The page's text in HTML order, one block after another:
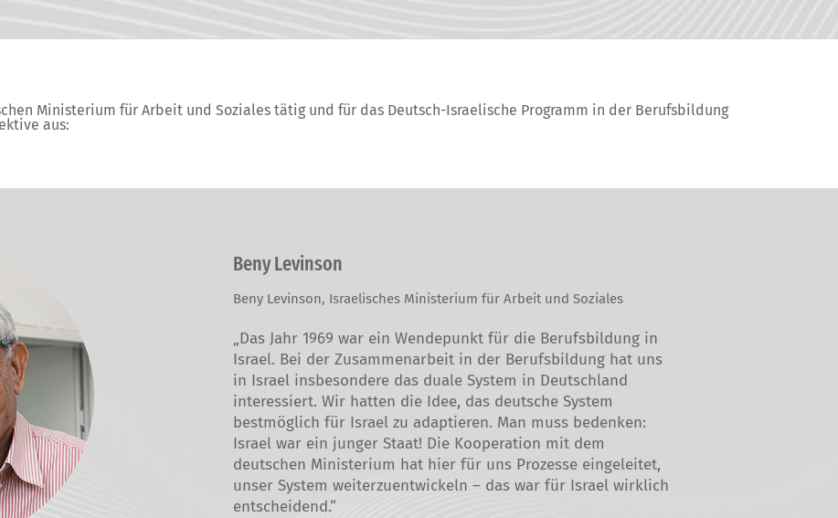
Ministerium für Arbeit und Soziales tätig und für das Deutsch-Israelische Programm in der Berufsbildung
aus:
Beny Levinson
Beny Levinson, Israelisches Ministerium für Arbeit und Soziales
„Das Jahr 1969 war ein Wendepunkt für die Berufsbildung in
Israel. Bei der Zusammenarbeit in der Berufsbildung hat uns
in Israel insbesondere das duale System in Deutschland
interessiert. Wir hatten die Idee, das deutsche System
bestmöglich für Israel zu adaptieren. Man muss bedenken:
Israel war ein junger Staat! Die Kooperation mit dem
deutschen Ministerium hat hier für uns Prozesse eingeleitet,
unser System weiterzuentwickeln – das war für Israel wirklich
entscheidend.“